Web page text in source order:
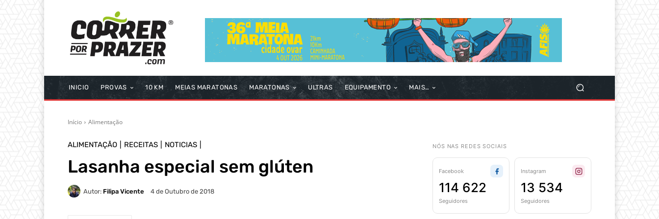
INICIO PROVAS 10 KM MEIAS MARATONAS MARATONAS ULTRAS EQUIPAMENTO MAIS…
Início Alimentação
ALIMENTAÇÃO RECEITAS NOTICIAS
Lasanha especial sem glúten
Autor: Filipa Vicente 4 de Outubro de 2018
NÓS NAS REDES SOCIAIS
Facebook
114 622
Seguidores
Instagram
13 534
Seguidores